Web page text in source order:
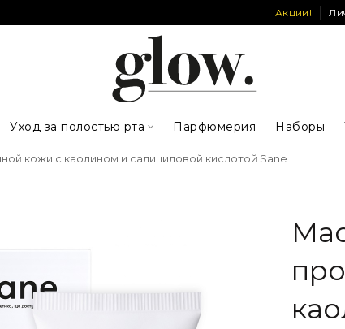
Акции!
Уход за полостью рта Парфюмерия Наборы
кожи с каолином и салициловой кислотой Sane